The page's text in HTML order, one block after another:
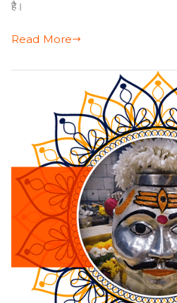
है।
Read More